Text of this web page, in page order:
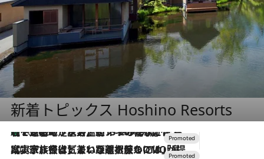
新着トピックス Hoshino Resorts
2026.8.7
【トンボの足水浴】ヒノキの香りに包まれて涼感マックス！約13℃の湧水かけ流しを避暑地「星野温泉 トンボの湯」で体験
2026.7.31
【ホテル帰省】という選択肢をOMOが提案。家族とほどよい距離を保つには「昼は実家、夜は気兼ねなくホテルで！」